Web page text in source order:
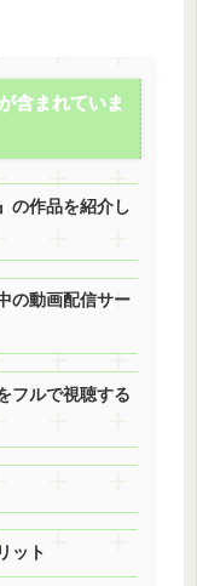
含まれていま
の作品を紹介し
の動画配信サー
フルで視聴する
ット